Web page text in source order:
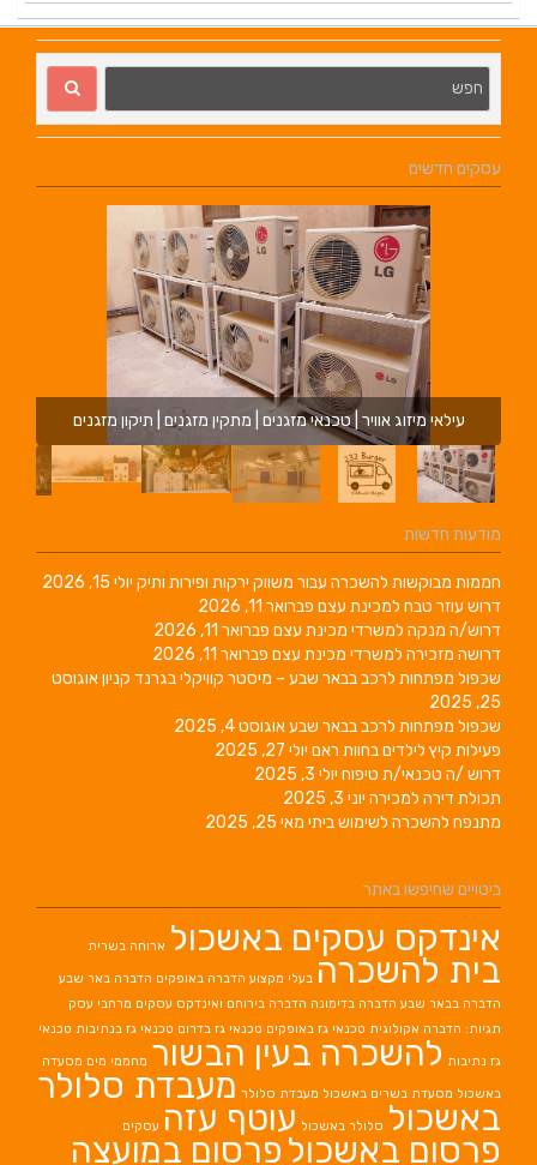
עסקים חדשים
עילאי מיזוג אוויר | טכנאי מזגנים | מתקין מזגנים | תיקון מזגנים
מודעות חדשות
חממות מבוקשות להשכרה עבור משווק ירקות ופירות ותיק יולי 15, 2026
דרוש עוזר טבח למכינת עצם פברואר 11, 2026
דרוש/ה מנקה למשרדי מכינת עצם פברואר 11, 2026
דרושה מזכירה למשרדי מכינת עצם פברואר 11, 2026
שכפול מפתחות לרכב בבאר שבע – מיסטר קוויקלי בגרנד קניוןאוגוסט
25, 2025
שכפול מפתחות לרכב בבאר שבעאוגוסט 4, 2025
פעילות קיץ לילדים בחוות ראם יולי 27, 2025
דרוש /ה טכנאי/ת טיפוח יולי 3, 2025
תכולת דירה למכירה יוני 3, 2025
מתנפח להשכרה לשימוש ביתי מאי 25, 2025
ביטויים שחיפשו באתר
אינדקס עסקים באשכול ארוחה בשרית
בית להשכרה בעלי מקצוע הדברה באופקים הדברה באר שבע
הדברה בבאר שבע הדברה בדימונה הדברה בירוחם ואינדקס עסקים מרחבי עסק
תגיות: הדברה אקולוגית טכנאי גז באופקים טכנאי גז בדרום טכנאי גז בנתיבות טכנאי
גז נתיבות להשכרה בעין הבשור מחממי מים מסעדה
באשכול מסעדת בשרים באשכול מעבדת סלולר מעבדת סלולר
באשכול סלולר באשכול עוטף עזה עסקים
פרסום באשכול פרסום במועצה